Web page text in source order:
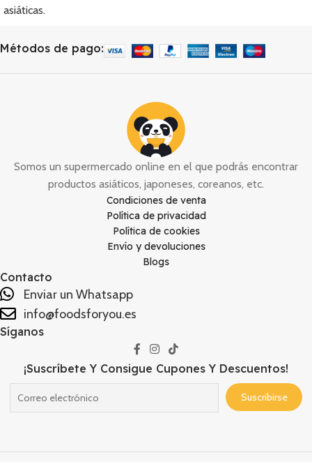
asiáticas.
Métodos de pago:
Somos un supermercado online en el que podrás encontrar
productos asiáticos, japoneses, coreanos, etc.
Condiciones de venta
Política de privacidad
Política de cookies
Envío y devoluciones
Blogs
Contacto
Enviar un Whatsapp
info@foodsforyou.es
Síganos
¡Suscríbete Y Consigue Cupones Y Descuentos!